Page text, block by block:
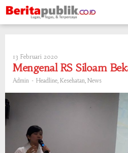
Skip
to
content
13 Februari 2020
Admin
Mengenal RS Siloam
Admin - Headline, Kesehatan, News